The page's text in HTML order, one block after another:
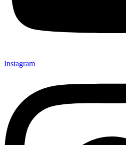
Instagram